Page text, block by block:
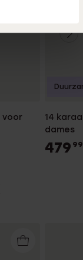
voor
14
dames
479 99